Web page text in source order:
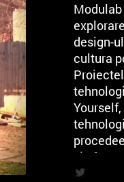
design-
cultura
și
știință.